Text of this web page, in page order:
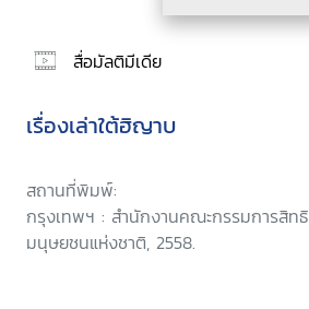
สื่อมัลติมีเดีย
เรื่องเล่าใต้ฮิญาบ
สถานที่พิมพ์:
กรุงเทพฯ : สำนักงานคณะกรรมการสิทธิ
มนุษยชนแห่งชาติ, 2558.